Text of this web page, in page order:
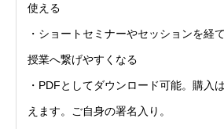
使える
・ショートセミナーやセッションを経
授業へ繋げやすくなる
・PDFとしてダウンロード可能。購入
えます。ご自身の署名入り。